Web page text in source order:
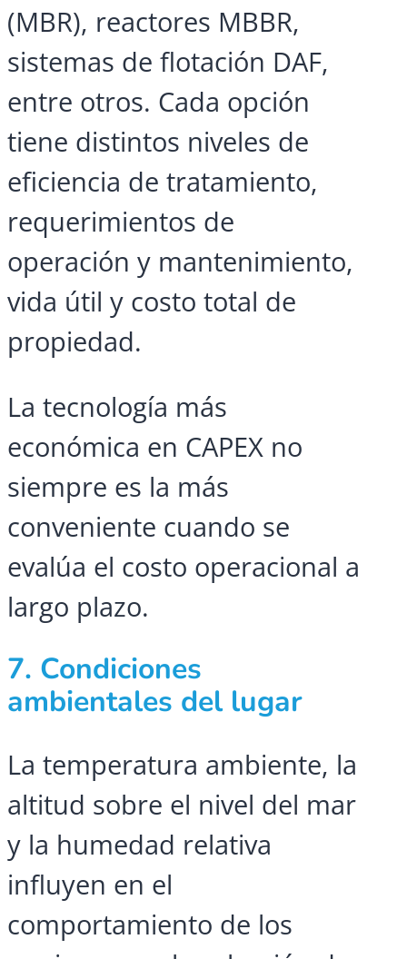
(MBR), reactores MBBR,
sistemas de flotación DAF,
entre otros. Cada opción
tiene distintos niveles de
eficiencia de tratamiento,
requerimientos de
operación y mantenimiento,
vida útil y costo total de
propiedad.
La tecnología más
económica en CAPEX no
siempre es la más
conveniente cuando se
evalúa el costo operacional a
largo plazo.
7. Condiciones
ambientales del lugar
La temperatura ambiente, la
altitud sobre el nivel del mar
y la humedad relativa
influyen en el
comportamiento de los